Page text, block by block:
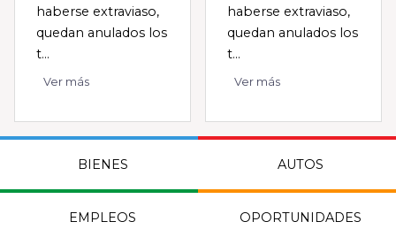
haberse extraviaso,
quedan anulados los
t...
Ver más
haberse extraviaso,
quedan anulados los
t...
Ver más
BIENES AUTOS
EMPLEOS OPORTUNIDADES